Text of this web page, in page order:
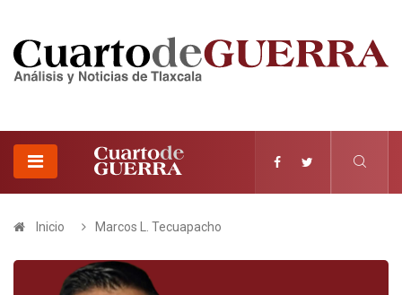
Inicio Marcos L. Tecuapacho